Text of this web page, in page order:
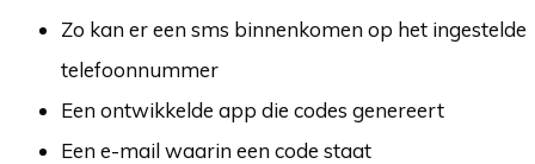
Zo kan er een sms binnenkomen op het ingestelde
telefoonnummer
Een ontwikkelde app die codes genereert
Een e-mail waarin een code staat